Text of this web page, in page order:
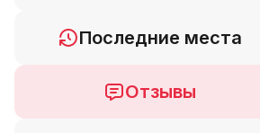
Последние места
Отзывы